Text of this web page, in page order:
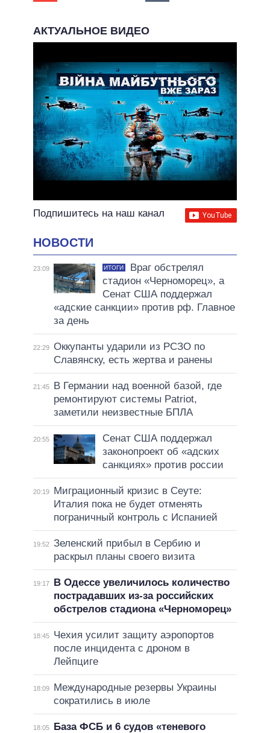
АКТУАЛЬНОЕ ВИДЕО
Подпишитесь на наш канал
НОВОСТИ
23:09 ИТОГИ
Враг обстрелял
стадион «Черноморец», а
Сенат США поддержал
«адские санкции» против рф. Главное
за день
22:29 Оккупанты ударили из РСЗО по
Славянску, есть жертва и ранены
21:45
В Германии над военной базой, где
ремонтируют системы Patriot,
заметили неизвестные БПЛА
20:55
Сенат США поддержал
законопроект об «адских
санкциях» против россии
20:19
Миграционный кризис в Сеуте:
Италия пока не будет отменять
пограничный контроль с Испанией
19:52 Зеленский прибыл в Сербию и
раскрыл планы своего визита
19:17
В Одессе увеличилось количество
пострадавших из-за российских
обстрелов стадиона «Черноморец»
18:45
Чехия усилит защиту аэропортов
после инцидента с дроном в
Лейпциге
18:09
Международные резервы Украины
сократились в июле
18:05
База ФСБ и 6 судов «теневого